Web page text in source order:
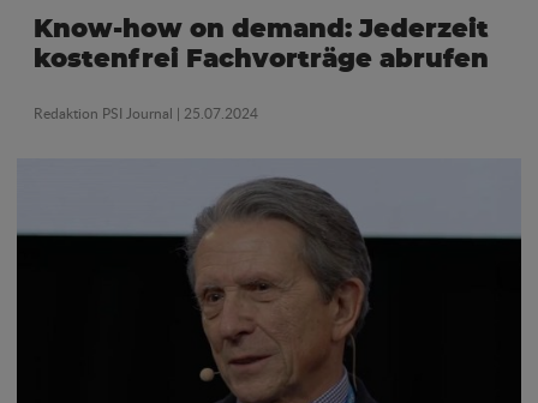
Know-how on demand: Jederzeit
kostenfrei Fachvorträge abrufen
Redaktion PSI Journal | 25.07.2024